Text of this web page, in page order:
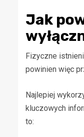
Jak
Fizyczne
powinien więc
Najlepiej
kluczowych
to: